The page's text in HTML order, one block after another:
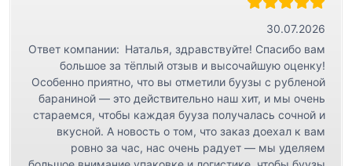
30.07.2026
Ответ компании: Наталья, здравствуйте! Спасибо вам
большое за тёплый отзыв и высочайшую оценку!
Особенно приятно, что вы отметили буузы с рубленой
бараниной — это действительно наш хит, и мы очень
стараемся, чтобы каждая бууза получалась сочной и
вкусной. А новость о том, что заказ доехал к вам
ровно за час, нас очень радует — мы уделяем